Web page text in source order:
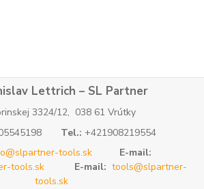
Lettrich – SL Partner
3324/12, 038 61 Vrútky
Tel.: +421908219554
tools.sk
E-mail:
tools.sk
E-mail: tools@slpartner-
tools.sk